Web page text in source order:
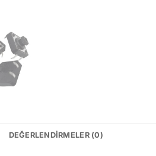
DEĞERLENDIRMELER (0)